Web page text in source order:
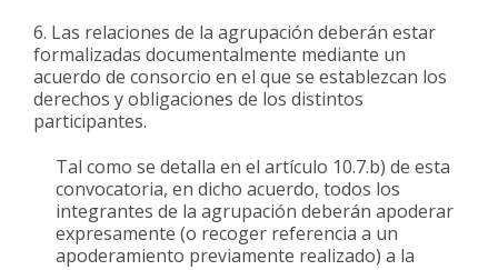
Las relaciones de la agrupación deberán estar
formalizadas documentalmente mediante un
acuerdo de consorcio en el que se establezcan los
derechos y obligaciones de los distintos
participantes.
Tal como se detalla en el artículo 10.7.b) de esta
convocatoria, en dicho acuerdo, todos los
integrantes de la agrupación deberán apoderar
expresamente (o recoger referencia a un
apoderamiento previamente realizado) a la